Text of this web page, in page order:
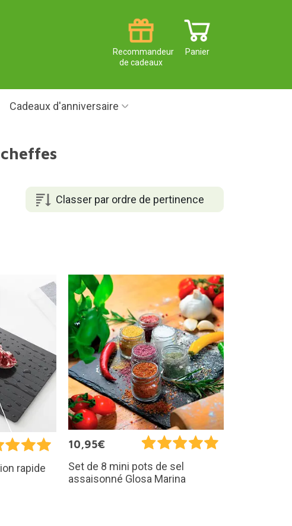
Panier
Recommandeur
de cadeaux
Cadeaux d'anniversaire
Classer par ordre de pertinence
rapide
10,95€
Set de 8 mini pots de sel
assaisonné Glosa Marina